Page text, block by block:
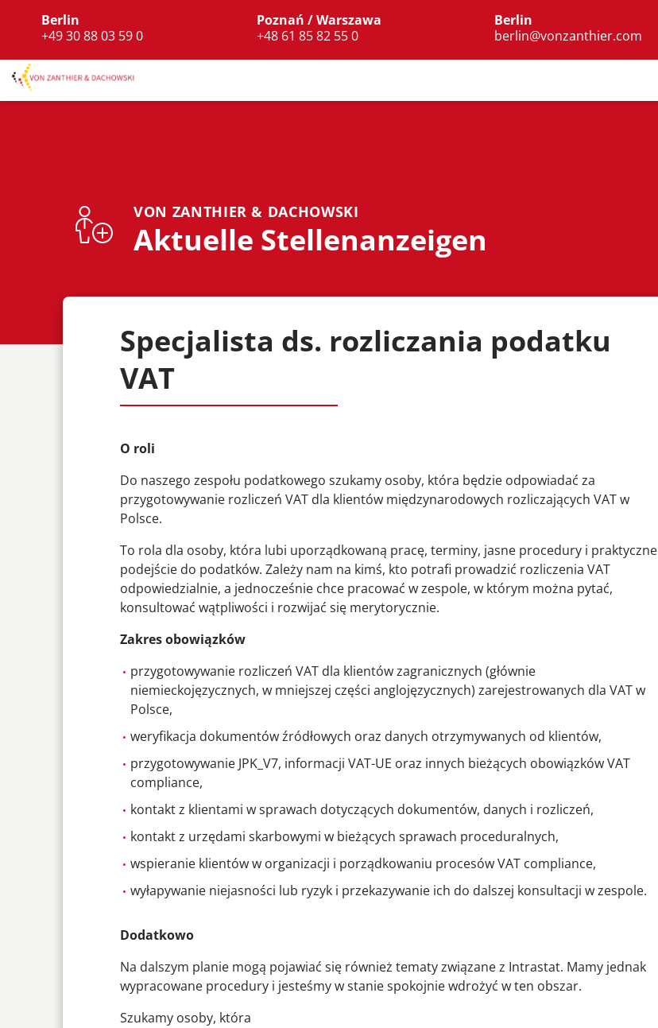
Berlin
+49 30 88 03 59 0
Poznań / Warszawa
+48 61 85 82 55 0
Berlin
berlin@vonzanthier.com
VON ZANTHIER & DACHOWSKI
Aktuelle Stellenanzeigen
Specjalista ds. rozliczania podatku
VAT
O roli
Do naszego zespołu podatkowego szukamy osoby, która będzie odpowiadać za
przygotowywanie rozliczeń VAT dla klientów międzynarodowych rozliczających VAT w
Polsce.
To rola dla osoby, która lubi uporządkowaną pracę, terminy, jasne procedury i praktyczne
podejście do podatków. Zależy nam na kimś, kto potrafi prowadzić rozliczenia VAT
odpowiedzialnie, a jednocześnie chce pracować w zespole, w którym można pytać,
konsultować wątpliwości i rozwijać się merytorycznie.
Zakres obowiązków
przygotowywanie rozliczeń VAT dla klientów zagranicznych (głównie
niemieckojęzycznych, w mniejszej części anglojęzycznych) zarejestrowanych dla VAT w
Polsce,
weryfikacja dokumentów źródłowych oraz danych otrzymywanych od klientów,
przygotowywanie JPK_V7, informacji VAT-UE oraz innych bieżących obowiązków VAT
compliance,
kontakt z klientami w sprawach dotyczących dokumentów, danych i rozliczeń,
kontakt z urzędami skarbowymi w bieżących sprawach proceduralnych,
wspieranie klientów w organizacji i porządkowaniu procesów VAT compliance,
wyłapywanie niejasności lub ryzyk i przekazywanie ich do dalszej konsultacji w zespole.
Dodatkowo
Na dalszym planie mogą pojawiać się również tematy związane z Intrastat. Mamy jednak
wypracowane procedury i jesteśmy w stanie spokojnie wdrożyć w ten obszar.
Szukamy osoby, która